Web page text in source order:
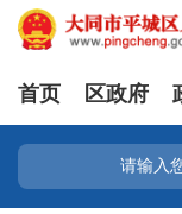
首页 区政府